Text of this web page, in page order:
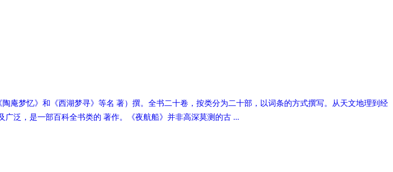
庵梦忆》和《西湖梦寻》等名 著）撰。全书二十卷，按类分为二十部，以词条的方式撰写。从天文地理到经
泛，是一部百科全书类的 著作。《夜航船》并非高深莫测的古 ...